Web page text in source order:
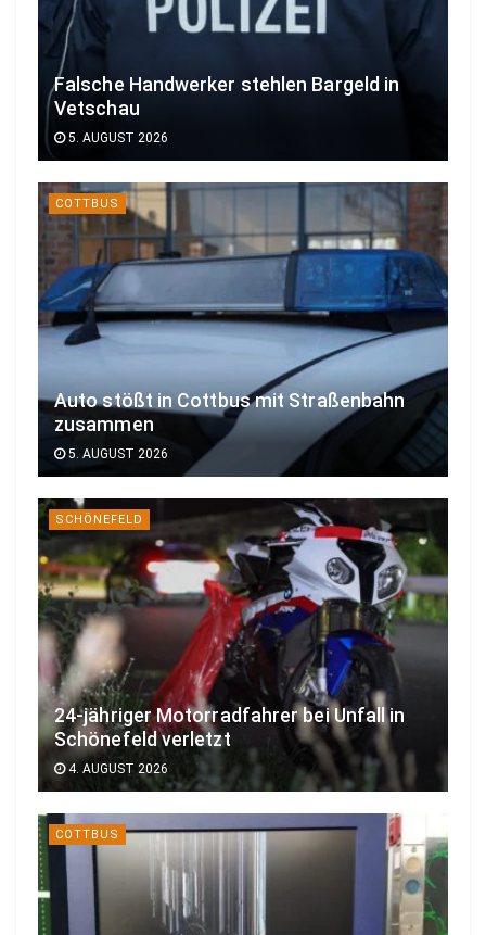
Falsche Handwerker stehlen Bargeld in
Vetschau
5. AUGUST 2026
COTTBUS
Auto stößt in Cottbus mit Straßenbahn
zusammen
5. AUGUST 2026
SCHÖNEFELD
24-jähriger Motorradfahrer bei Unfall in
Schönefeld verletzt
4. AUGUST 2026
COTTBUS